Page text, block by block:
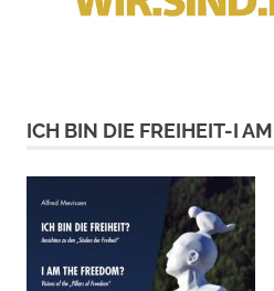
ICH BIN DIE FREIHEIT-I